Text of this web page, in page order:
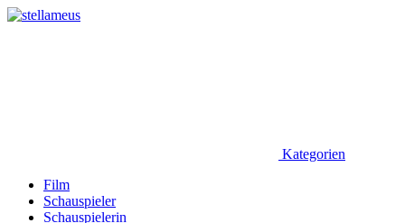
Kategorien
Film
Schauspieler
Schauspielerin